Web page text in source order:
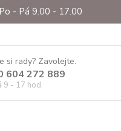
- Pá 9.00 - 17.00
si rady? Zavolejte.
604 272 889
9 - 17 hod.